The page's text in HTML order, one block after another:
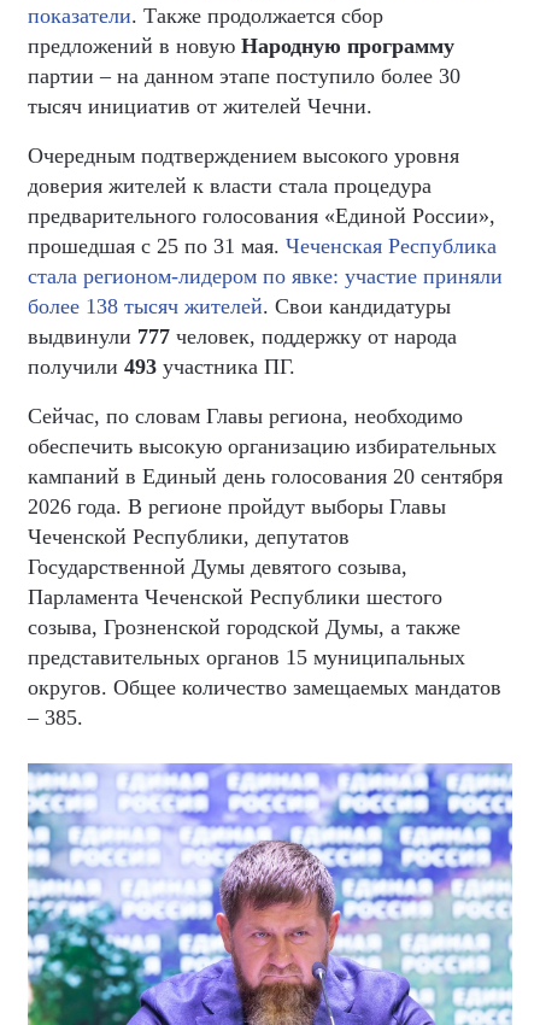
показатели. Также продолжается сбор
предложений в новую Народную программу
партии – на данном этапе поступило более 30
тысяч инициатив от жителей Чечни.
Очередным подтверждением высокого уровня
доверия жителей к власти стала процедура
предварительного голосования «Единой России»,
прошедшая с 25 по 31 мая. Чеченская Республика
стала регионом-лидером по явке: участие приняли
более 138 тысяч жителей. Свои кандидатуры
выдвинули 777 человек, поддержку от народа
получили 493 участника ПГ.
Сейчас, по словам Главы региона, необходимо
обеспечить высокую организацию избирательных
кампаний в Единый день голосования 20 сентября
2026 года. В регионе пройдут выборы Главы
Чеченской Республики, депутатов
Государственной Думы девятого созыва,
Парламента Чеченской Республики шестого
созыва, Грозненской городской Думы, а также
представительных органов 15 муниципальных
округов. Общее количество замещаемых мандатов
– 385.